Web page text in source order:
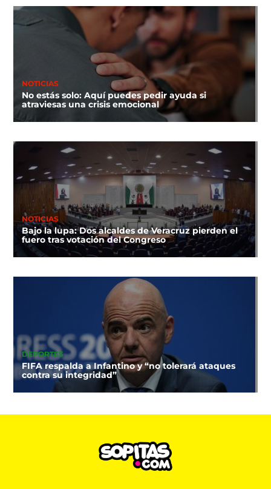
NOTICIAS
No estás solo: Aquí puedes pedir ayuda si
atraviesas una crisis emocional
NOTICIAS
Bajo la lupa: Dos alcaldes de Veracruz pierden el
fuero tras votación del Congreso
DEPORTES
FIFA respalda a Infantino y “no tolerará ataques
contra su integridad”